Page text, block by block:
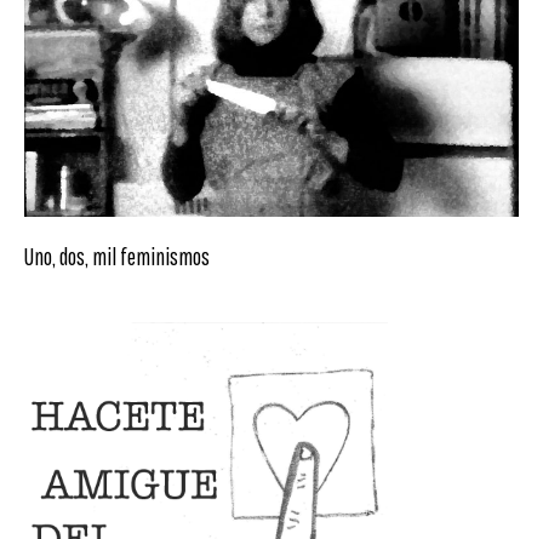
Uno, dos, mil feminismos